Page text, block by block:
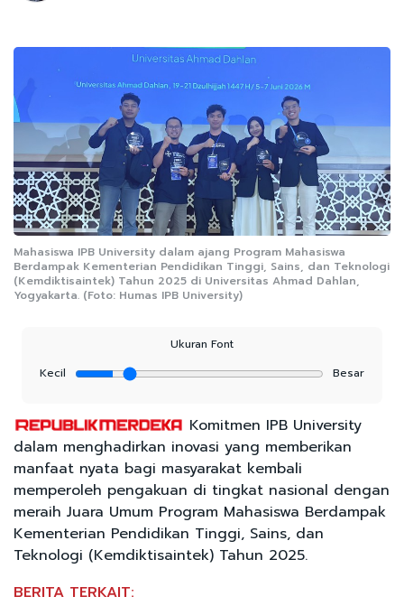
Mahasiswa IPB University dalam ajang Program Mahasiswa
Berdampak Kementerian Pendidikan Tinggi, Sains, dan Teknologi
(Kemdiktisaintek) Tahun 2025 di Universitas Ahmad Dahlan,
Yogyakarta. (Foto: Humas IPB University)
Ukuran Font
Kecil
Besar
Komitmen IPB University
dalam menghadirkan inovasi yang memberikan
manfaat nyata bagi masyarakat kembali
memperoleh pengakuan di tingkat nasional dengan
meraih Juara Umum Program Mahasiswa Berdampak
Kementerian Pendidikan Tinggi, Sains, dan
Teknologi (Kemdiktisaintek) Tahun 2025.
BERITA TERKAIT: